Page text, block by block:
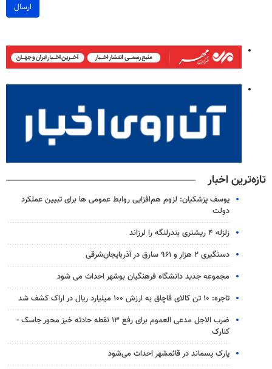
ارسال
تازه‌ترین اخبار
یوسف پزشکیان: لزوم هم‌افزایی روابط‌ عمومی ها برای تبیین عملکرد
دولت
زلزله ۴ ریشتری بندرلنگه را لرزاند
دستگیری ۲ هزار و ۹۶۱ سارق در آذربایجان‌شرقی
مجموعه جدید دانشگاه فرهنگیان بوشهر احداث می شود
تاجره: ۱۰ تن کالای قاچاق به ارزش ۱۰۰ میلیارد ریال در اراک کشف شد
ضرب الاجل مدعی العموم برای رفع ۱۳ نقطه حادثه خیز محور جاسک -
کنارک
پارک پسماند در قائمشهر احداث می‌شود